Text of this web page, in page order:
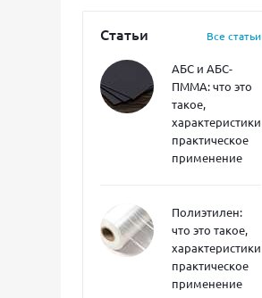
Статьи Все статьи
АБС и АБС-
ПММА: что это
такое,
характеристики,
практическое
применение
Полиэтилен:
что это такое,
характеристики,
практическое
применение